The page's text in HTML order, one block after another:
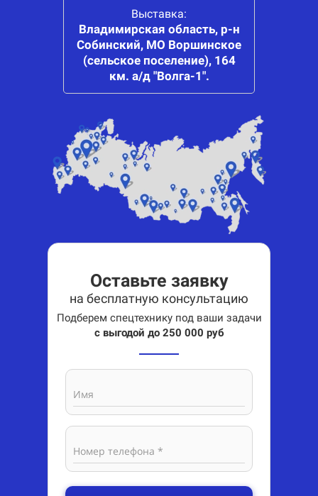
Оставьте заявку
на бесплатную консультацию
Подберем спецтехнику под ваши задачи
с выгодой до 250 000 руб
Имя
Номер телефона *
Выставка:
Владимирская область, р-н
Собинский, МО Воршинское
(сельское поселение), 164
км. а/д "Волга-1".